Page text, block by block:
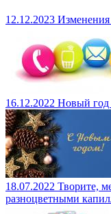
12.12.2023 Изменения
16.12.2022 Новый год
18.07.2022 Творите,
разноцветными